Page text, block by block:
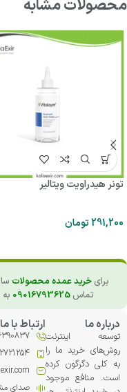
محصولات مشابه
تونر هیدراویت ویتالیر
291,200تومان
برای خرید عمده محصولات
تماس 09016793625
درباره ما
توسعه اینترنت
روش‌های خرید ما را
به کلی دگرگون کرده
است. منافع موجود
ارتباط با ما
صدای